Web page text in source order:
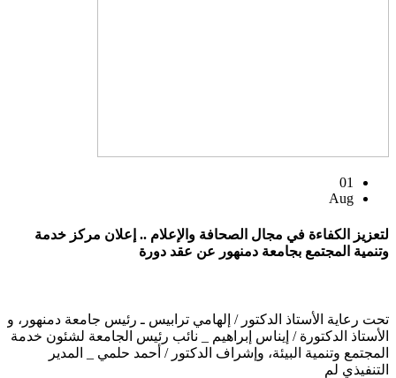
01
Aug
لتعزيز الكفاءة في مجال الصحافة والإعلام .. إعلان مركز خدمة
وتنمية المجتمع بجامعة دمنهور عن عقد دورة
تحت رعاية الأستاذ الدكتور / إلهامي ترابيس ـ رئيس جامعة دمنهور، و
الأستاذ الدكتورة / إيناس إبراهيم _ نائب رئيس الجامعة لشئون خدمة
المجتمع وتنمية البيئة، وإشراف الدكتور / أحمد حلمي _ المدير
التنفيذي لم